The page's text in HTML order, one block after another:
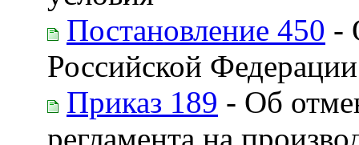
Постановление 450 -
Российской Федерации
Приказ 189 - Об
регламента на